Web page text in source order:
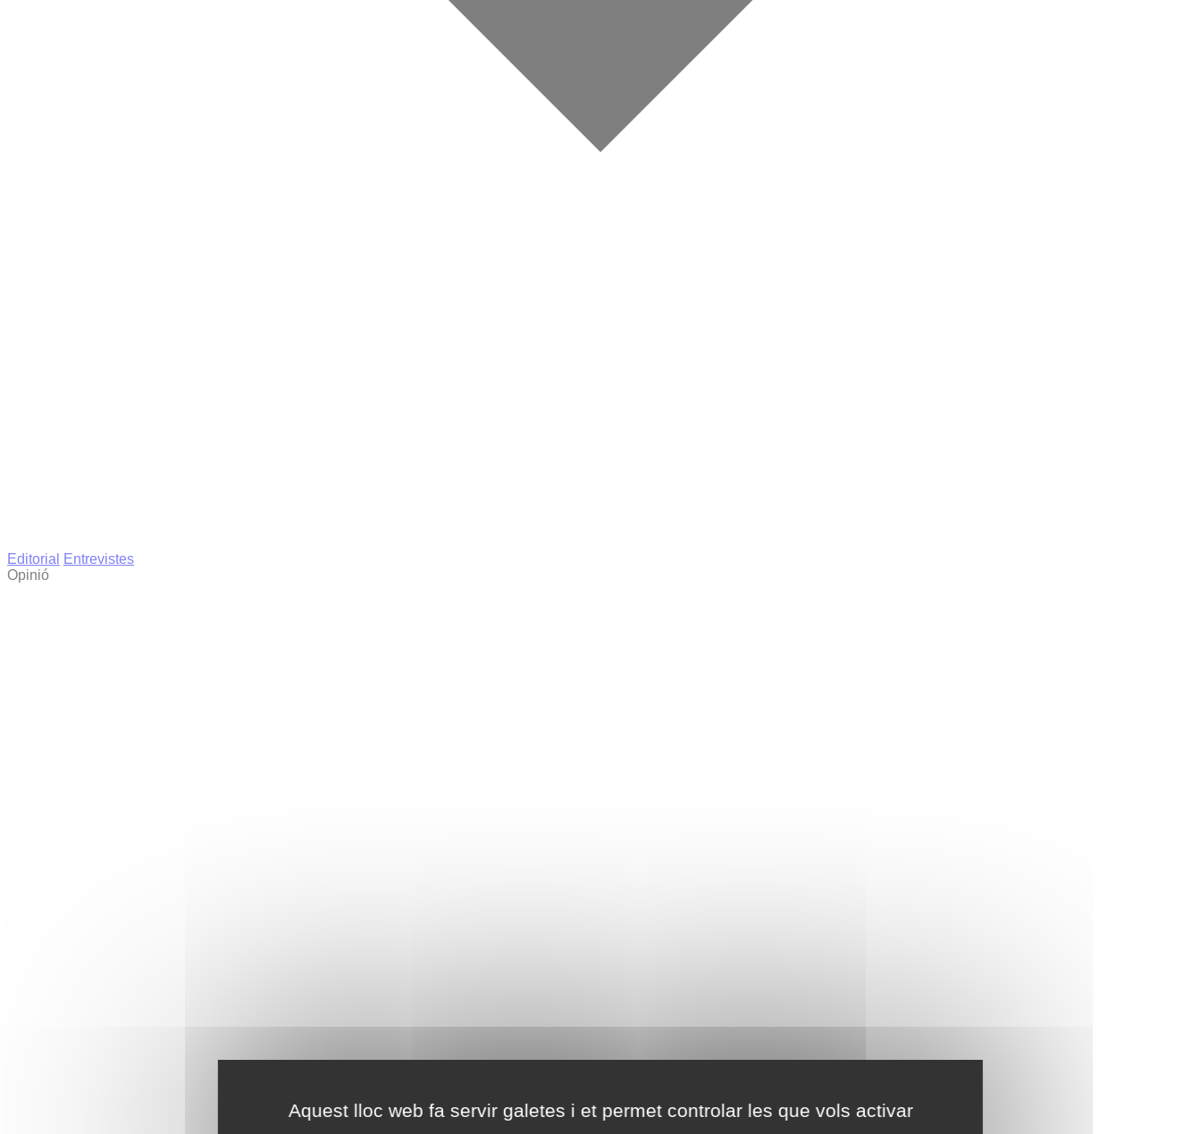
Aquest lloc web fa servir galetes i et permet controlar les que vols activar
Editorial
Entrevistes
Opinió